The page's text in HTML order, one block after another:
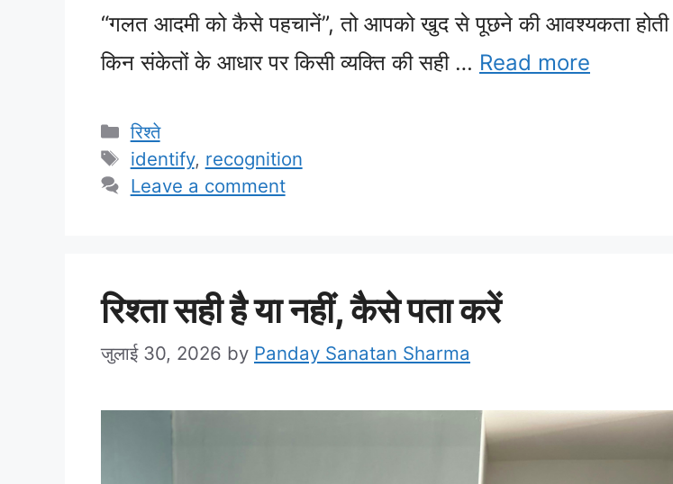
“गलत आदमी को कैसे पहचानें”, तो आपको खुद से पूछने की आवश्यकता
किन संकेतों के आधार पर किसी व्यक्ति की सही … Read more
Categories
रिश्ते
Tags
identify, recognition
Leave a comment
रिश्ता सही है या नहीं, कैसे पता करें
जुलाई 30, 2026 by Panday Sanatan Sharma